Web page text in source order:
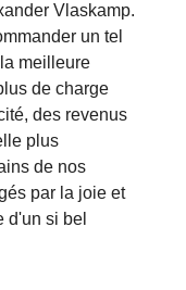
Vlaskamp.
un tel
meilleure
de charge
des revenus
plus
de nos
par la joie et
d'un si bel